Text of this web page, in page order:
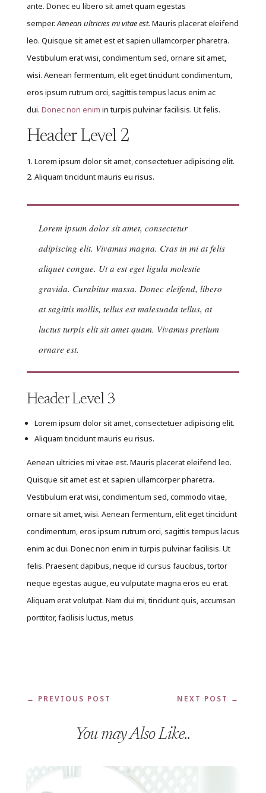
ante. Donec eu libero sit amet quam egestas
semper.Aenean ultricies mi vitae est. Mauris placerat eleifend
leo. Quisque sit amet est et sapien ullamcorper pharetra.
Vestibulum erat wisi, condimentum sed, ornare sit amet,
wisi. Aenean fermentum, elit eget tincidunt condimentum,
eros ipsum rutrum orci, sagittis tempus lacus enim ac
dui. Donec non enim in turpis pulvinar facilisis. Ut felis.
Header Level 2
Lorem ipsum dolor sit amet, consectetuer adipiscing elit.
Aliquam tincidunt mauris eu risus.
Lorem ipsum dolor sit amet, consectetur
adipiscing elit. Vivamus magna. Cras in mi at felis
aliquet congue. Ut a est eget ligula molestie
gravida. Curabitur massa. Donec eleifend, libero
at sagittis mollis, tellus est malesuada tellus, at
luctus turpis elit sit amet quam. Vivamus pretium
ornare est.
Header Level 3
Lorem ipsum dolor sit amet, consectetuer adipiscing elit.
Aliquam tincidunt mauris eu risus.
Aenean ultricies mi vitae est. Mauris placerat eleifend leo.
Quisque sit amet est et sapien ullamcorper pharetra.
Vestibulum erat wisi, condimentum sed, commodo vitae,
ornare sit amet, wisi. Aenean fermentum, elit eget tincidunt
condimentum, eros ipsum rutrum orci, sagittis tempus lacus
enim ac dui. Donec non enim in turpis pulvinar facilisis. Ut
felis. Praesent dapibus, neque id cursus faucibus, tortor
neque egestas augue, eu vulputate magna eros eu erat.
Aliquam erat volutpat. Nam dui mi, tincidunt quis, accumsan
porttitor, facilisis luctus, metus
← PREVIOUS POST NEXT POST →
You may Also Like..